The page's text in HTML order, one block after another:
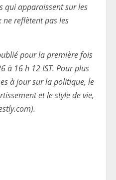
qui apparaissent sur les
ne reflètent pas les
pour la première fois
à 16 h 12 IST. Pour plus
à jour sur la politique, le
et le style de vie,